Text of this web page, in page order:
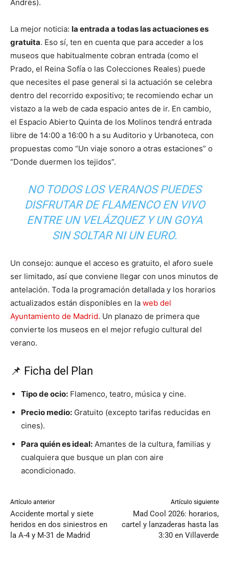
Andrés).
La mejor noticia: la entrada a todas las actuaciones es
gratuita. Eso sí, ten en cuenta que para acceder a los
museos que habitualmente cobran entrada (como el
Prado, el Reina Sofía o las Colecciones Reales) puede
que necesites el pase general si la actuación se celebra
dentro del recorrido expositivo; te recomiendo echar un
vistazo a la web de cada espacio antes de ir. En cambio,
el Espacio Abierto Quinta de los Molinos tendrá entrada
libre de 14:00 a 16:00 h a su Auditorio y Urbanoteca, con
propuestas como “Un viaje sonoro a otras estaciones” o
“Donde duermen los tejidos”.
NO TODOS LOS VERANOS PUEDES
DISFRUTAR DE FLAMENCO EN VIVO
ENTRE UN VELÁZQUEZ Y UN GOYA
SIN SOLTAR NI UN EURO.
Un consejo: aunque el acceso es gratuito, el aforo suele
ser limitado, así que conviene llegar con unos minutos de
antelación. Toda la programación detallada y los horarios
actualizados están disponibles en la web del
Ayuntamiento de Madrid. Un planazo de primera que
convierte los museos en el mejor refugio cultural del
verano.
📌 Ficha del Plan
Tipo de ocio: Flamenco, teatro, música y cine.
Precio medio: Gratuito (excepto tarifas reducidas en
cines).
Para quién es ideal: Amantes de la cultura, familias y
cualquiera que busque un plan con aire
acondicionado.
Artículo anterior
Accidente mortal y siete
heridos en dos siniestros en
la A-4 y M-31 de Madrid
Artículo siguiente
Mad Cool 2026: horarios,
cartel y lanzaderas hasta las
3:30 en Villaverde